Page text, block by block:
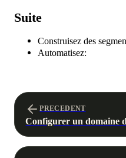
Suite
Construisez des
Automatisez:
PRECEDENT
Configurer un domaine